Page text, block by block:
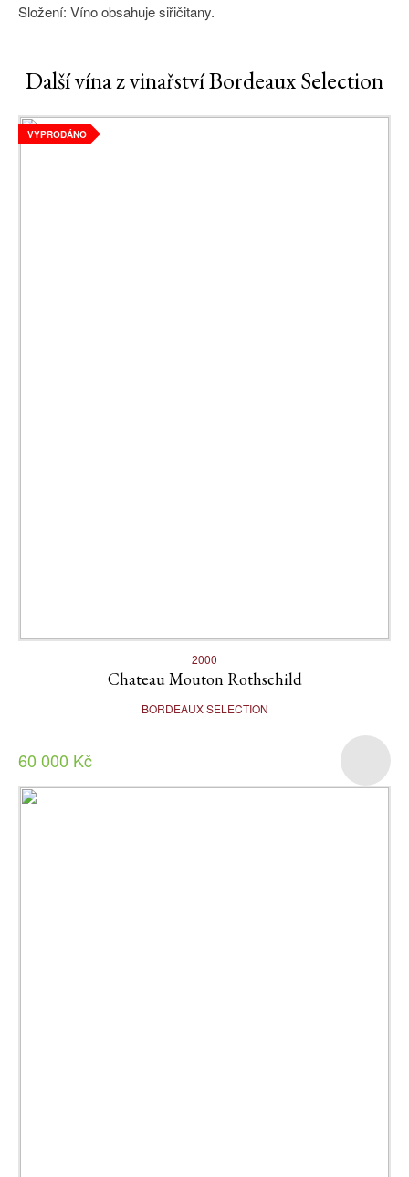
Složení: Víno obsahuje siřičitany.
Další vína z vinařství Bordeaux Selection
VYPRODÁNO
2000
Chateau Mouton Rothschild
BORDEAUX SELECTION
60 000 Kč